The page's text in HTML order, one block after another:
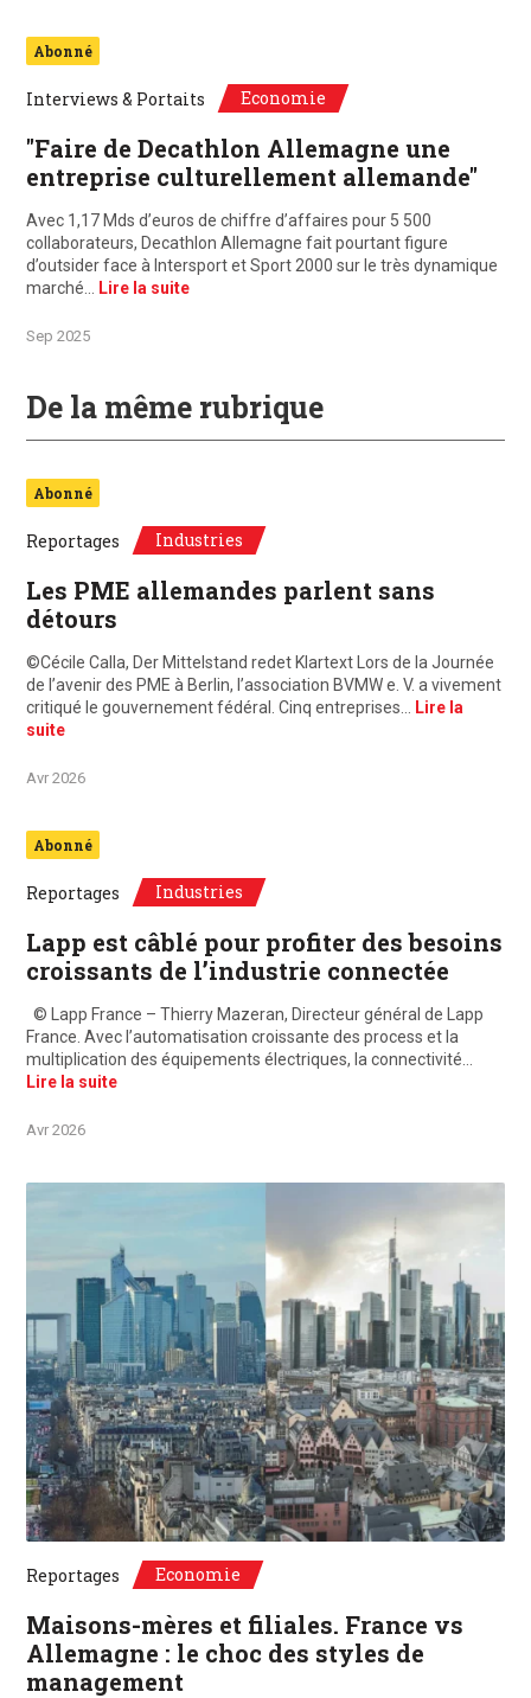
Abonné
Interviews & Portaits Economie
"Faire de Decathlon Allemagne une
entreprise culturellement allemande"
Avec 1,17 Mds d’euros de chiffre d’affaires pour 5 500
collaborateurs, Decathlon Allemagne fait pourtant figure
d’outsider face à Intersport et Sport 2000 sur le très dynamique
marché…
Lire la suite
Sep 2025
De la même rubrique
Abonné
Reportages Industries
Les PME allemandes parlent sans
détours
©Cécile Calla, Der Mittelstand redet Klartext Lors de la Journée
de l’avenir des PME à Berlin, l’association BVMW e. V. a vivement
critiqué le gouvernement fédéral. Cinq entreprises…
Lire la
suite
Avr 2026
Abonné
Reportages Industries
Lapp est câblé pour profiter des besoins
croissants de l’industrie connectée
© Lapp France – Thierry Mazeran, Directeur général de Lapp
France. Avec l’automatisation croissante des process et la
multiplication des équipements électriques, la connectivité…
Lire la suite
Avr 2026
Reportages Economie
Maisons-mères et filiales. France vs
Allemagne : le choc des styles de
management